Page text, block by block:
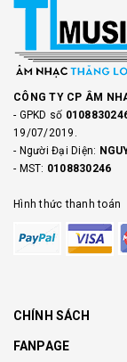
CÔNG TY CP ÂM
- GPKD số
19/07/2019.
- Người Đại Diện:
- MST: 0108830246
Hình thức thanh toán
CHÍNH SÁCH
FANPAGE